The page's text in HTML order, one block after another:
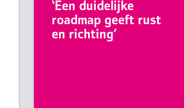
‘Een duidelijke
roadmap geeft rust
en richting’